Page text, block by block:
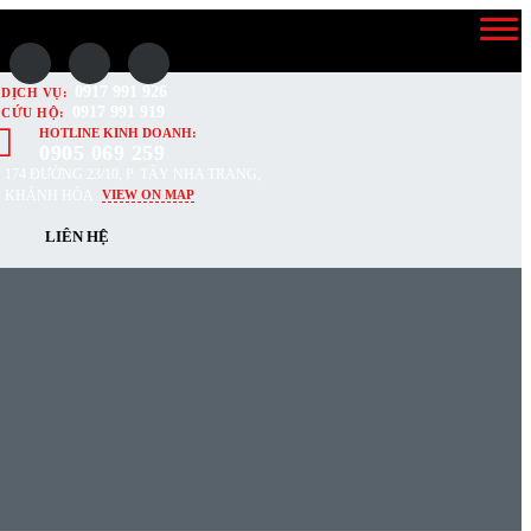
DỊCH VỤ:
CỨU HỘ:
HOTLINE KINH DOANH:
VIEW ON MAP
LIÊN HỆ